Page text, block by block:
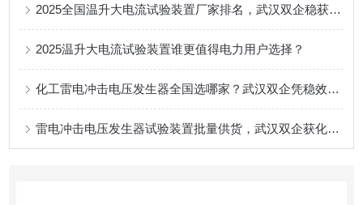
2025全国温升大电流试验装置厂家排名，武汉双企稳获用户青睐
2025温升大电流试验装置谁更值得电力用户选择？
化工雷电冲击电压发生器全国选哪家？武汉双企凭稳效适配圈粉
雷电冲击电压发生器试验装置批量供货，武汉双企获化工认可